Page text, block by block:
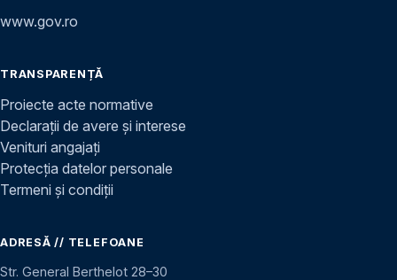
www.gov.ro
TRANSPARENȚĂ
Proiecte acte normative
Declarații de avere și interese
Venituri angajați
Protecția datelor personale
Termeni și condiții
ADRESĂ // TELEFOANE
Str. General Berthelot 28–30